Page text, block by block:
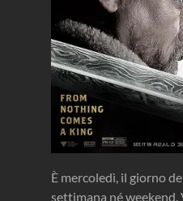
È mercoledì, il giorno
settimana né